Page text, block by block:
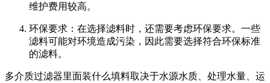
维护费用较高。
环保要求：在选择滤料时，还需要考虑环保要求。一些
滤料可能对环境造成污染，因此需要选择符合环保标准
的滤料。
多介质过滤器里面装什么填料取决于水源水质、处理水量、运